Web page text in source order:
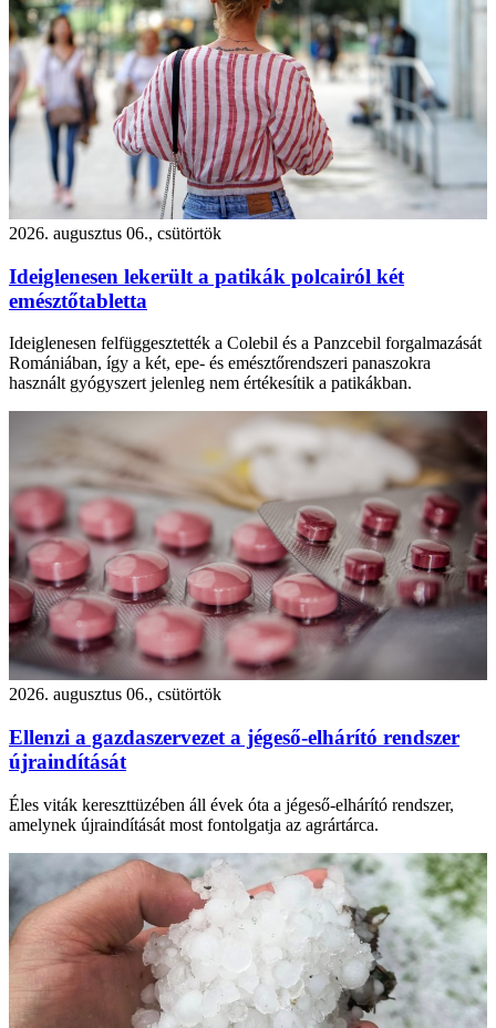
2026. augusztus 06., csütörtök
Ideiglenesen lekerült a patikák polcairól két
emésztőtabletta
Ideiglenesen felfüggesztették a Colebil és a Panzcebil forgalmazását
Romániában, így a két, epe- és emésztőrendszeri panaszokra
használt gyógyszert jelenleg nem értékesítik a patikákban.
2026. augusztus 06., csütörtök
Ellenzi a gazdaszervezet a jégeső-elhárító rendszer
újraindítását
Éles viták kereszttüzében áll évek óta a jégeső-elhárító rendszer,
amelynek újraindítását most fontolgatja az agrártárca.